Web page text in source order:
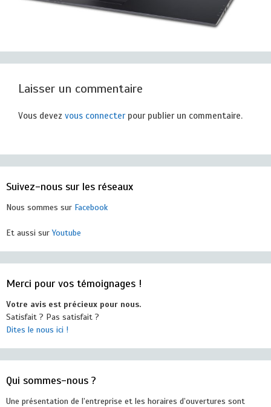
Laisser un commentaire
Vous devez vous connecterpour publier un commentaire.
Suivez-nous sur les réseaux
Nous sommes sur Facebook
Et aussi surYoutube
Merci pour vos témoignages !
Votre avis est précieux pour nous.
Satisfait ? Pas satisfait ?
Dites le nous ici !
Qui sommes-nous ?
Une présentation de l’entreprise et les horaires d’ouvertures sont